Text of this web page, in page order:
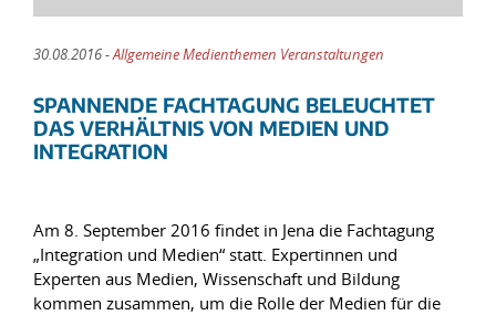
30.08.2016 -Allgemeine Medienthemen Veranstaltungen
SPANNENDE FACHTAGUNG BELEUCHTET
DAS VERHÄLTNIS VON MEDIEN UND
INTEGRATION
Am 8. September 2016 findet in Jena die Fachtagung
„Integration und Medien“ statt. Expertinnen und
Experten aus Medien, Wissenschaft und Bildung
kommen zusammen, um die Rolle der Medien für die